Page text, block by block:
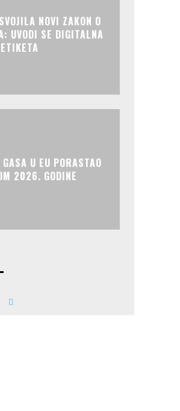
NOVI ZAKON O
UVODI SE DIGITALNA
ETIKETA
GASA U EU PORASTAO
2026. GODINE